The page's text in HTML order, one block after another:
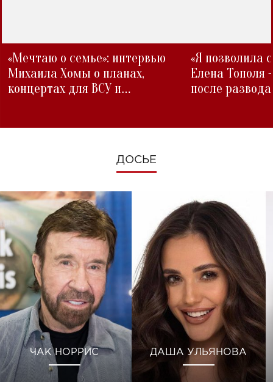
«Мечтаю о семье»: интервью
Михаила Хомы о планах,
концертах для ВСУ и
«Я позволила
Елена Тополя
после развода
ДОСЬЕ
ЧАК НОРРИС ДАША УЛЬЯНОВА